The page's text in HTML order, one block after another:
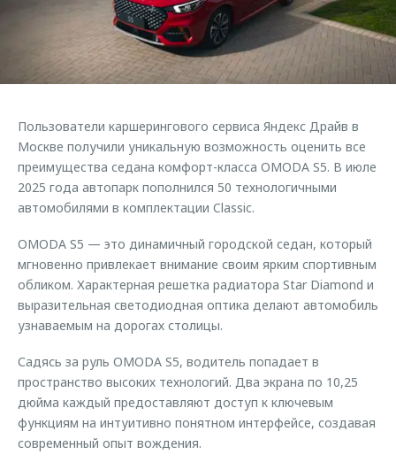
Кредитный калькулятор
Аксессуары
Оригинальные аксессуары
Запчасти
Трейд-ин
Клиентская поддержка
O&J Автоклуб
Клуб владельцев OMODA
Аксессуары
Одежда и сувениры
Оригинальные аксессуары
Обратная связь
Пользователи каршерингового сервиса Яндекс Драйв в
Москве получили уникальную возможность оценить все
преимущества седана комфорт-класса OMODA S5. В июле
2025 года автопарк пополнился 50 технологичными
автомобилями в комплектации Classic.
OMODA S5 — это динамичный городской седан, который
мгновенно привлекает внимание своим ярким спортивным
обликом. Характерная решетка радиатора Star Diamond и
выразительная светодиодная оптика делают автомобиль
узнаваемым на дорогах столицы.
Садясь за руль OMODA S5, водитель попадает в
пространство высоких технологий. Два экрана по 10,25
дюйма каждый предоставляют доступ к ключевым
функциям на интуитивно понятном интерфейсе, создавая
современный опыт вождения.